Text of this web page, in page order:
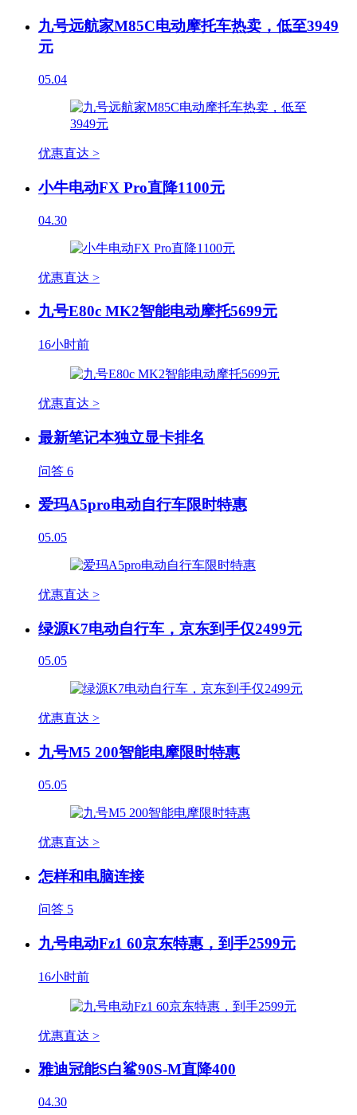
九号远航家M85C电动摩托车热卖，低至3949
元
05.04
优惠直达 >
小牛电动FX Pro直降1100元
04.30
优惠直达 >
九号E80c MK2智能电动摩托5699元
16小时前
优惠直达 >
最新笔记本独立显卡排名
问答 6
爱玛A5pro电动自行车限时特惠
05.05
优惠直达 >
绿源K7电动自行车，京东到手仅2499元
05.05
优惠直达 >
九号M5 200智能电摩限时特惠
05.05
优惠直达 >
怎样和电脑连接
问答 5
九号电动Fz1 60京东特惠，到手2599元
16小时前
优惠直达 >
雅迪冠能S白鲨90S-M直降400
04.30